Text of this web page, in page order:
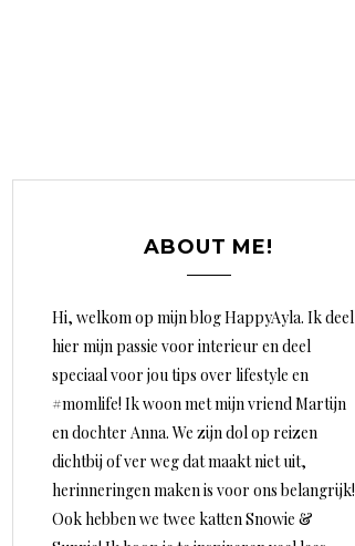
ABOUT ME!
Hi, welkom op mijn blog HappyAyla. Ik deel
hier mijn passie voor interieur en deel
speciaal voor jou tips over lifestyle en
#momlife! Ik woon met mijn vriend Martijn
en dochter Anna. We zijn dol op reizen
dichtbij of ver weg dat maakt niet uit,
herinneringen maken is voor ons belangrijk!
Ook hebben we twee katten Snowie &